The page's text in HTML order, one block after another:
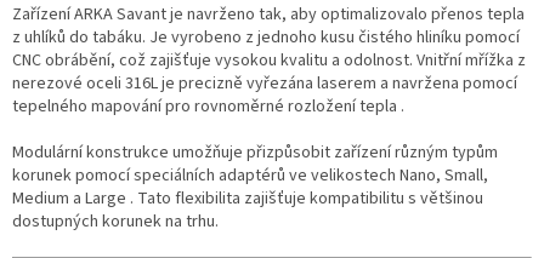
Zařízení ARKA Savant je navrženo tak, aby optimalizovalo přenos tepla
z uhlíků do tabáku. Je vyrobeno z jednoho kusu čistého hliníku pomocí
CNC obrábění, což zajišťuje vysokou kvalitu a odolnost. Vnitřní mřížka z
nerezové oceli 316L je precizně vyřezána laserem a navržena pomocí
tepelného mapování pro rovnoměrné rozložení tepla .
Modulární konstrukce umožňuje přizpůsobit zařízení různým typům
korunek pomocí speciálních adaptérů ve velikostech Nano, Small,
Medium a Large . Tato flexibilita zajišťuje kompatibilitu s většinou
dostupných korunek na trhu.